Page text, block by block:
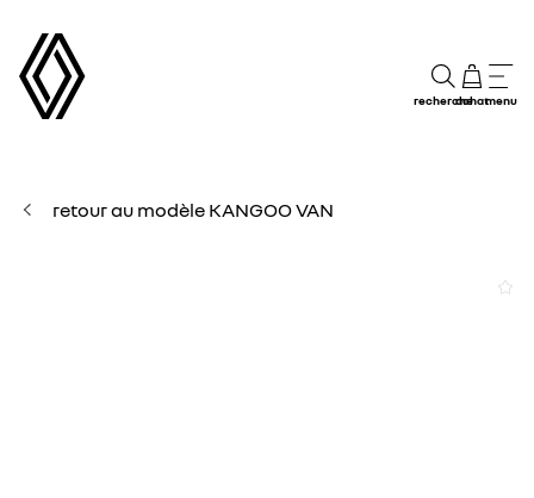
rechercheachatmenu
retour au modèle KANGOO VAN